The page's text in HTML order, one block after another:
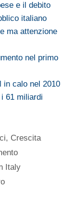
e il debito
italiano
ma attenzione
nel primo
in calo nel 2010
61 miliardi
, Crescita
Italy